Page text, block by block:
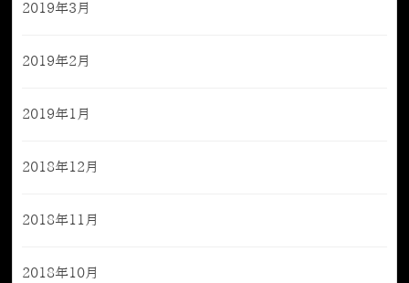
2019年3月
2019年2月
2019年1月
2018年12月
2018年11月
2018年10月